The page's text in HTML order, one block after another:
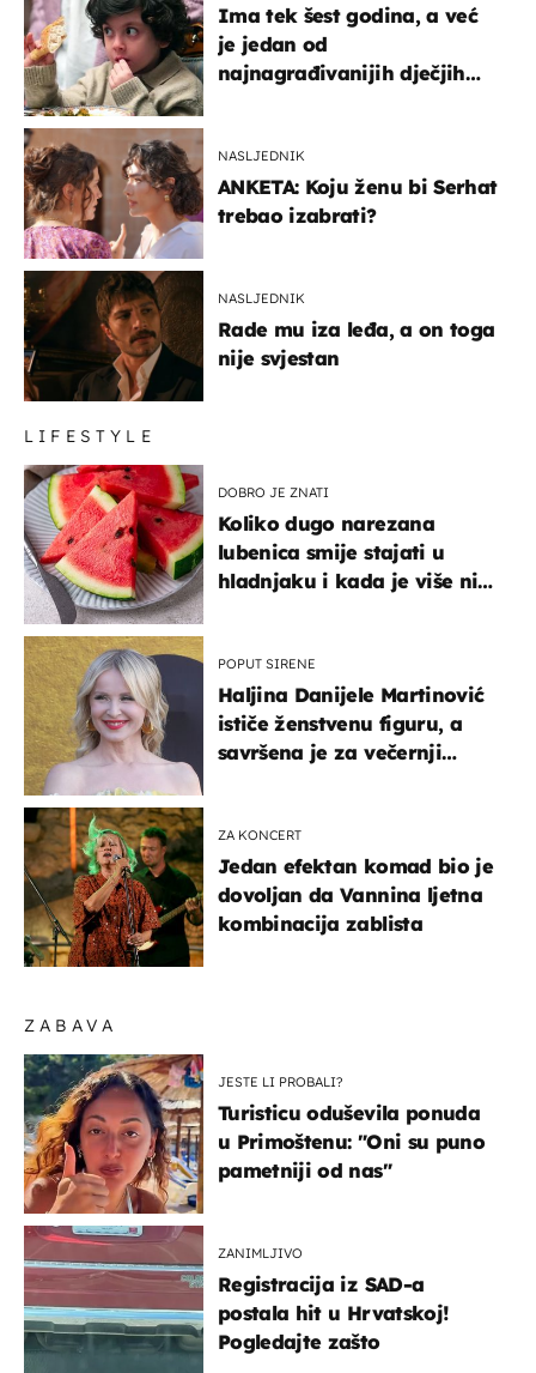
ZABAVA
JESTE LI PROBALI?
Turisticu oduševila ponuda
u Primoštenu: "Oni su puno
pametniji od nas"
ZANIMLJIVO
Registracija iz SAD-a
postala hit u Hrvatskoj!
Pogledajte zašto
Ima tek šest godina, a već
je jedan od
najnagrađivanijih dječjih
NASLJEDNIK
ANKETA: Koju ženu bi Serhat
trebao izabrati?
NASLJEDNIK
Rade mu iza leđa, a on toga
nije svjestan
LIFESTYLE
DOBRO JE ZNATI
Koliko dugo narezana
lubenica smije stajati u
hladnjaku i kada je više nije
POPUT SIRENE
Haljina Danijele Martinović
ističe ženstvenu figuru, a
savršena je za večernji
ZA KONCERT
Jedan efektan komad bio je
dovoljan da Vannina ljetna
kombinacija zablista